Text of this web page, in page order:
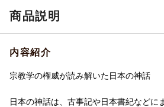
商品説明
内容紹介
宗教学の権威が読み解いた日本の神話
日本の神話は、古事記や日本書紀などに